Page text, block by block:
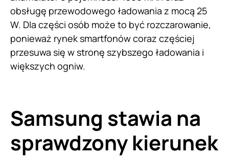
obsługę przewodowego ładowania z mocą 25
W. Dla części osób może to być rozczarowanie,
ponieważ rynek smartfonów coraz częściej
przesuwa się w stronę szybszego ładowania i
większych ogniw.
Samsung stawia na
sprawdzony kierunek